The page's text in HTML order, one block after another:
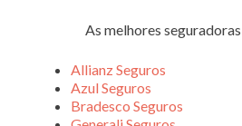
As melhores
Allianz Seguros
Azul Seguros
Bradesco Seguros